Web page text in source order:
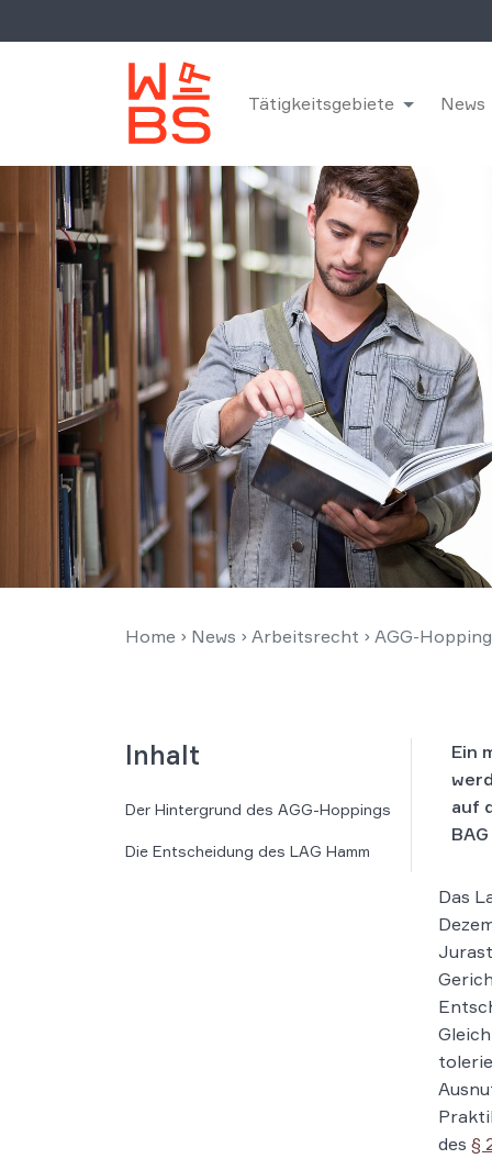
Tätigkeitsgebiete News
Home › News › Arbeitsrecht › AGG-
Inhalt
Der Hintergrund des AGG-Hoppings
Die Entscheidung des LAG Hamm
Ein
auf
Das
des §